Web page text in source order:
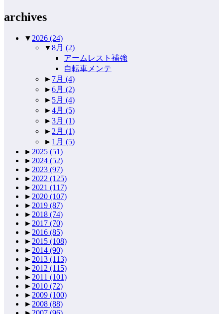
archives
▼ 2026 (24)
▼8月 (2)
アームレスト補強
自転車メンテ
► 7月 (4)
►6月 (2)
► 5月 (4)
►4月 (5)
►3月 (1)
► 2月 (1)
► 1月 (5)
► 2025 (51)
► 2024 (52)
► 2023 (97)
► 2022 (125)
► 2021 (117)
► 2020 (107)
► 2019 (87)
► 2018 (74)
► 2017 (70)
► 2016 (85)
► 2015 (108)
► 2014 (90)
► 2013 (113)
► 2012 (115)
► 2011 (101)
► 2010 (72)
► 2009 (100)
► 2008 (88)